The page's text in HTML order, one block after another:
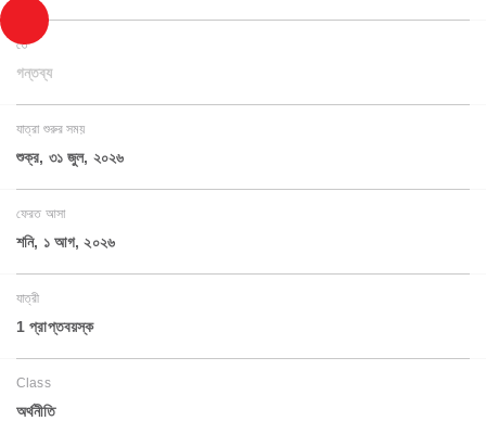
তে
গন্তব্য
যাত্রা শুরুর সময়
শুক্র, ৩১ জুল, ২০২৬
ফেরত আসা
শনি, ১ আগ, ২০২৬
যাত্রী
1 প্রাপ্তবয়স্ক
Class
অর্থনীতি